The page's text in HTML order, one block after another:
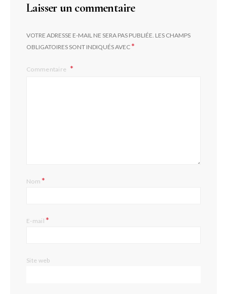
Laisser un commentaire
VOTRE ADRESSE E-MAIL NE SERA PAS PUBLIÉE. LES CHAMPS
OBLIGATOIRES SONT INDIQUÉS AVEC*
Commentaire
Nom*
E-mail*
Site web